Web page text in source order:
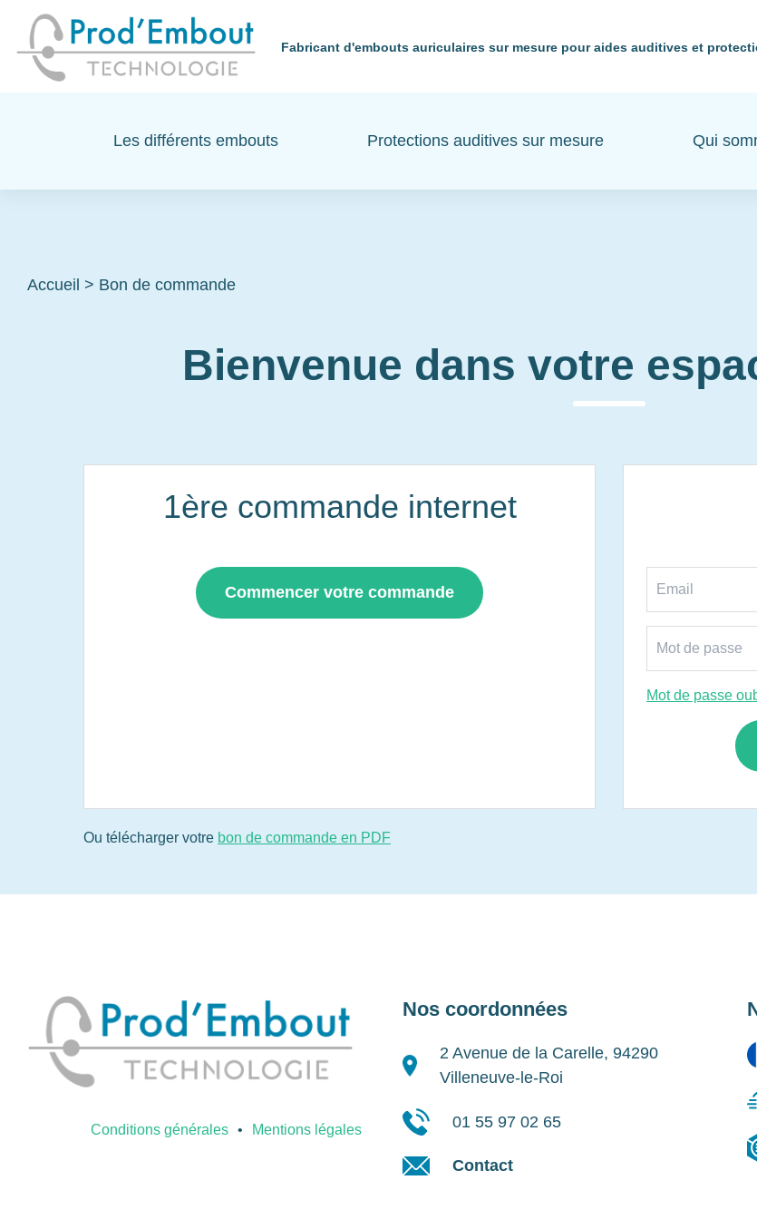
Fabricant d'embouts auriculaires sur mesure pour aides auditives et
Les différents embouts Protections auditives sur mesure Qui
Accueil > Bon de commande
Bienvenue dans votre
1ère commande internet
Commencer votre commande
Mot de passe
Ou télécharger votre bon de commande en PDF
Conditions générales Mentions légales
Nos coordonnées
2 Avenue de la Carelle, 94290
Villeneuve-le-Roi
01 55 97 02 65
Contact